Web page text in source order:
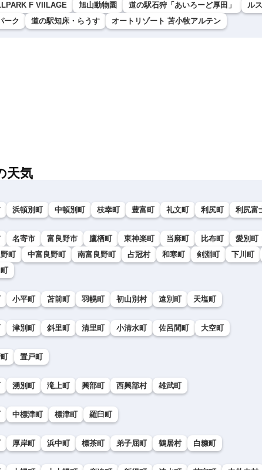
F VIILAGE
旭山動物園 道の駅石狩「あいろーど厚田」
ル
ーク
道の駅知床・らうす オートリゾート 苫小牧アルテン
天気
浜頓別町 中頓別町 枝幸町 豊富町 礼文町 利尻町 利尻富
名寄市 富良野市 鷹栖町 東神楽町 当麻町 比布町 愛別町
町 中富良野町 南富良野町 占冠村 和寒町 剣淵町 下川町
小平町 苫前町 羽幌町 初山別村 遠別町 天塩町
津別町 斜里町 清里町 小清水町 佐呂間町 大空町
置戸町
湧別町 滝上町 興部町 西興部村 雄武町
中標津町 標津町 羅臼町
厚岸町 浜中町 標茶町 弟子屈町 鶴居村 白糠町